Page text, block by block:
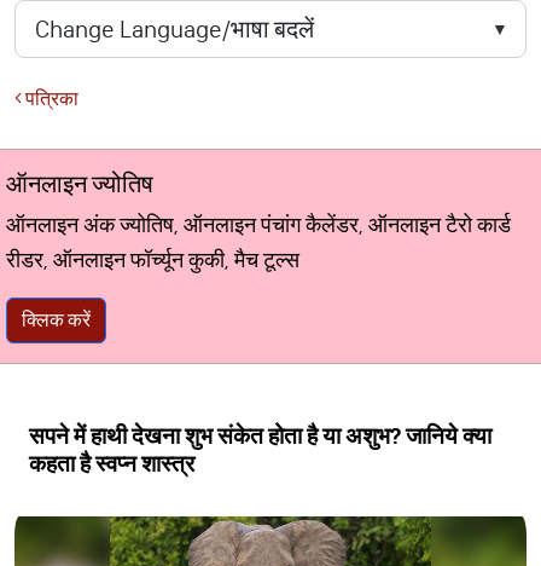
पत्रिका
ऑनलाइन ज्योतिष
ऑनलाइन अंक ज्योतिष, ऑनलाइन पंचांग कैलेंडर, ऑनलाइन टैरो कार्ड
रीडर, ऑनलाइन फॉर्च्यून कुकी, मैच टूल्स
क्लिक करें
सपने में हाथी देखना शुभ संकेत होता है या अशुभ? जानिये क्या
कहता है स्वप्न शास्त्र